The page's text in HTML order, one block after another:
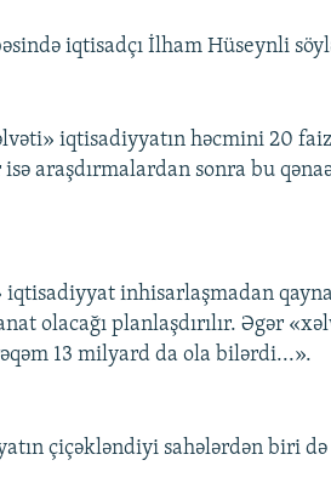
iqtisadçı İlham Hüseynli
iqtisadiyyatın həcmini 20 faiz
araşdırmalardan sonra bu
inhisarlaşmadan
olacağı planlaşdırılır. Əgər
13 milyard da ola bilərdi...».
çiçəkləndiyi sahələrdən biri